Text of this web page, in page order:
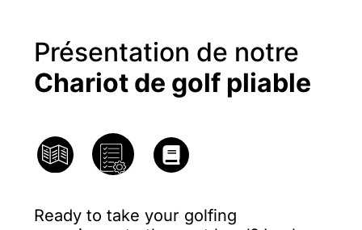
Présentation de notre
Chariot de golf pliable
Ready to take your golfing